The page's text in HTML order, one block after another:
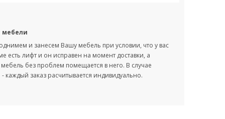
мебели
и занесем Вашу мебель при условии, что у вас
есть лифт и он исправен на момент доставки, а
без проблем помещается в него. В случае
каждый заказ расчитывается индивидуально.